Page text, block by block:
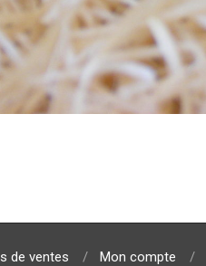
de ventes
Mon compte